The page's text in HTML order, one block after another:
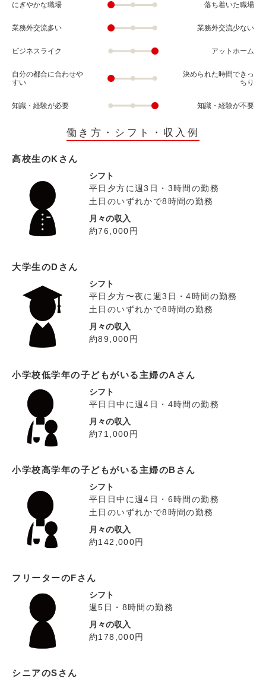
にぎやかな職場 落ち着いた職場
業務外交流多い 業務外交流少ない
ビジネスライク アットホーム
自分の都合に合わせや
すい
決められた時間できっ
ちり
知識・経験が必要 知識・経験が不要
働き方・シフト・収入例
高校生のKさん
シフト
平日夕方に週3日・3時間の勤務
土日のいずれかで8時間の勤務
月々の収入
約76,000円
大学生のDさん
シフト
平日夕方〜夜に週3日・4時間の勤務
土日のいずれかで8時間の勤務
月々の収入
約89,000円
小学校低学年の子どもがいる主婦のAさん
シフト
平日日中に週4日・4時間の勤務
月々の収入
約71,000円
小学校高学年の子どもがいる主婦のBさん
シフト
平日日中に週4日・6時間の勤務
土日のいずれかで8時間の勤務
月々の収入
約142,000円
フリーターのFさん
シフト
週5日・8時間の勤務
月々の収入
約178,000円
シニアのSさん